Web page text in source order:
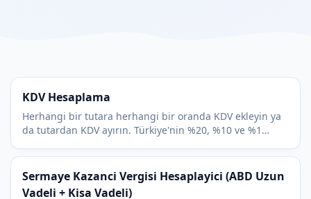
KDV Hesaplama
Herhangi bir tutara herhangi bir oranda KDV ekleyin ya
da tutardan KDV ayırın. Türkiye'nin %20, %10 ve %1
Sermaye Kazanci Vergisi Hesaplayici (ABD Uzun
Vadeli + Kisa Vadeli)